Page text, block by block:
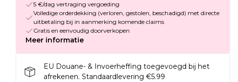
5 €/dag vertraging vergoeding
Volledige orderdekking (verloren, gestolen, beschadigd) met directe
uitbetaling bij in aanmerking komende claims
Gratis en eenvoudig doorverkopen
Meer informatie
EU Douane- & Invoerheffing toegevoegd bij het
afrekenen. Standaardlevering €5.99